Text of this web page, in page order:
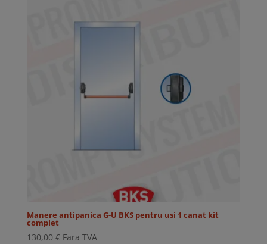
Manere antipanica G-U BKS pentru usi 1 canat kit
complet
130,00 € Fara TVA